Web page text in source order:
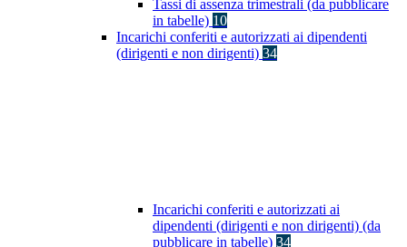
Tassi di assenza trimestrali (da pubblicare
in tabelle) 10
Incarichi conferiti e autorizzati ai dipendenti
(dirigenti e non dirigenti) 34
Incarichi conferiti e autorizzati ai
dipendenti (dirigenti e non dirigenti) (da
pubblicare in tabelle) 34